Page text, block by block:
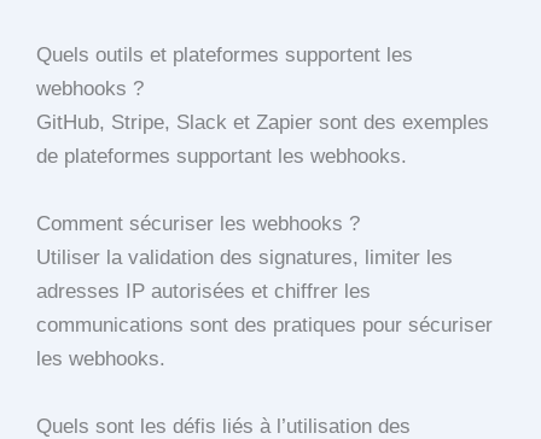
Quels outils et plateformes supportent les
webhooks ?
GitHub, Stripe, Slack et Zapier sont des exemples
de plateformes supportant les webhooks.
Comment sécuriser les webhooks ?
Utiliser la validation des signatures, limiter les
adresses IP autorisées et chiffrer les
communications sont des pratiques pour sécuriser
les webhooks.
Quels sont les défis liés à l’utilisation des